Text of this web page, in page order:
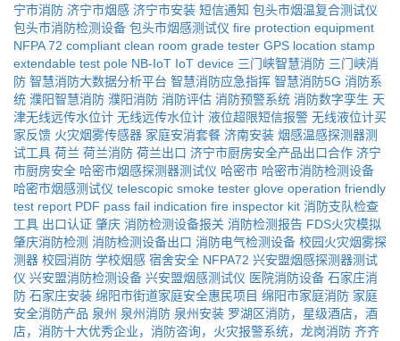
宁市消防 济宁市烟感 济宁市安装 短信通知 包头市烟温复合测试仪
包头市消防检测设备 包头市烟感测试仪 fire protection equipment
NFPA 72 compliant clean room grade tester GPS location stamp
extendable test pole NB-IoT IoT device 三门峡智慧消防 三门峡消
防 智慧消防大数据分析平台 智慧消防应急指挥 智慧消防5G 消防系
统 濮阳智慧消防 濮阳消防 消防评估 消防预警系统 消防数字孪生 天
津无线远传水位计 无线远传水位计 液位超限短信报警 无线液位计买
家反馈 火灾烟雾传感器 家庭安消套餐 济南安装 烟感温感探测器测
试工具 荷兰 荷兰消防 荷兰出口 济宁市厨房安全产品出口合作 济宁
市厨房安全 哈密市烟感探测器测试仪 哈密市 哈密市消防检测设备
哈密市烟感测试仪 telescopic smoke tester glove operation friendly
test report PDF pass fail indication fire inspector kit 消防支队检查
工具 出口认证 肇庆 消防检测设备报关 消防检测报告 FDS火灾模拟
肇庆消防检测 消防检测设备出口 消防电气检测设备 校园火灾烟雾探
测器 校园消防 学校烟感 宿舍安全 NFPA72 兴安盟烟感探测器测试
仪 兴安盟消防检测设备 兴安盟烟感测试仪 医院消防设备 石家庄消
防 石家庄安装 绵阳市街道家庭安全惠民项目 绵阳市家庭消防 家庭
安全消防产品 泉州 泉州消防 泉州安装 罗湖区消防，星级酒店，酒
店，消防十大优秀企业，消防咨询，火灾报警系统，龙岗消防 齐齐